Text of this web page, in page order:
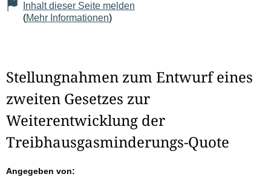
Inhalt dieser Seite melden
(Mehr Informationen)
Stellungnahmen zum Entwurf eines
zweiten Gesetzes zur
Weiterentwicklung der
Treibhausgasminderungs-Quote
Angegeben von: